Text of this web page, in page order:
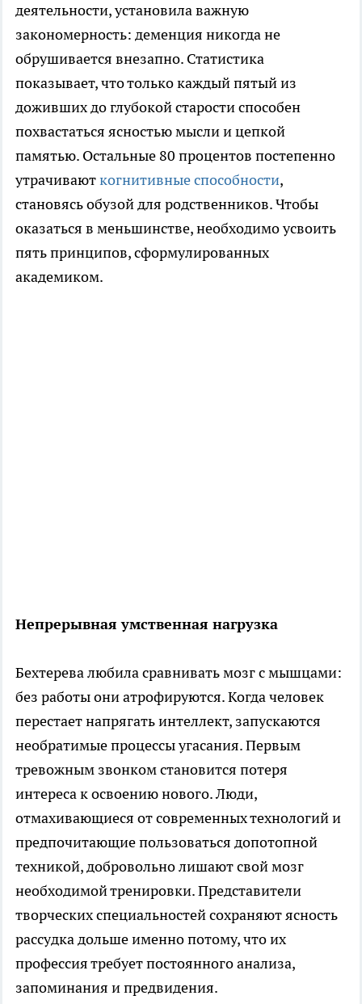
деятельности, установила важную
закономерность: деменция никогда не
обрушивается внезапно. Статистика
показывает, что только каждый пятый из
доживших до глубокой старости способен
похвастаться ясностью мысли и цепкой
памятью. Остальные 80 процентов постепенно
утрачиваюткогнитивные способности,
становясь обузой для родственников. Чтобы
оказаться в меньшинстве, необходимо усвоить
пять принципов, сформулированных
академиком.
Непрерывная умственная нагрузка
Бехтерева любила сравнивать мозг с мышцами:
без работы они атрофируются. Когда человек
перестает напрягать интеллект, запускаются
необратимые процессы угасания. Первым
тревожным звонком становится потеря
интереса к освоению нового. Люди,
отмахивающиеся от современных технологий и
предпочитающие пользоваться допотопной
техникой, добровольно лишают свой мозг
необходимой тренировки. Представители
творческих специальностей сохраняют ясность
рассудка дольше именно потому, что их
профессия требует постоянного анализа,
запоминания и предвидения.